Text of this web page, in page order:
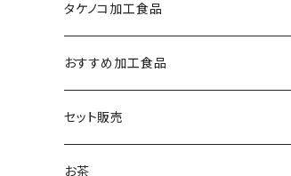
タケノコ加工食品
おすすめ加工食品
セット販売
お茶